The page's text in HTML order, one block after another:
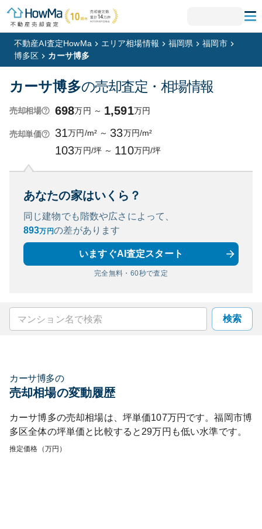
不動産AI査定HowMa エリア相場情報 福岡県
福岡市
博多区
カーサ博多
カーサ博多の売却査定・相場情報
売却相場 698万円 ～ 1,591万円
売却単価 31万円/m² ～ 33万円/m²
103万円/坪 ～ 110万円/坪
あなたの家はいくら？
同じ建物でも階数や広さによって、
893万円の差があります
いますぐAI査定スタート
完全無料・60秒で査定
検索
カーサ博多の
売却相場の変動履歴
カーサ博多の売却相場は、坪単価107万円です。福岡市博
多区全体の坪単価と比較すると 29万円も低い水準です。
推定価格（万円）